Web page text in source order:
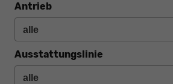
Antrieb
Ausstattungslinie